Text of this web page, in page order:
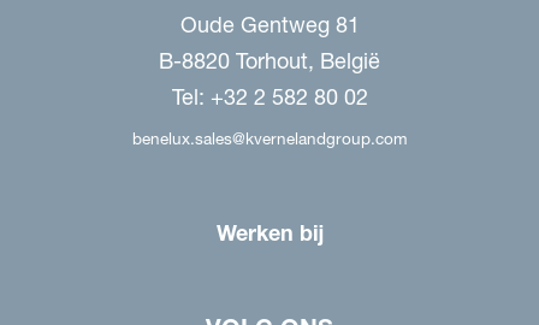
Oude Gentweg 81
B-8820 Torhout, België
Tel: +32 2 582 80 02
benelux.sales@kvernelandgroup.com
Werken bij